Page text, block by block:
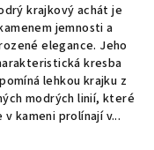
krajkový achát je
jemnosti a
elegance. Jeho
kresba
lehkou krajku z
modrých linií, které
v kameni prolínají v...